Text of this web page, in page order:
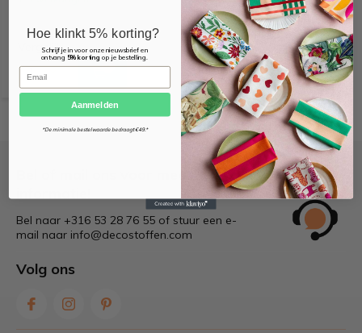
Vergelijk
Bel naar +316 53 28 76 55 of stuur een e-
mail naar info@decostoffen.com
Volg ons
Hoe klinkt 5% korting?
Schrijf je in voor onze nieuwsbrief en
ontvang 5% kortingop je bestelling.
Email
Aanmelden
*De minimale bestelwaarde bedraagt €49.*